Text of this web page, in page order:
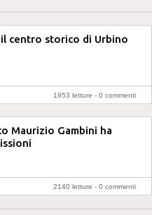
centro storico di Urbino
1953 letture - 0 commenti
Maurizio Gambini ha
2140 letture - 0 commenti